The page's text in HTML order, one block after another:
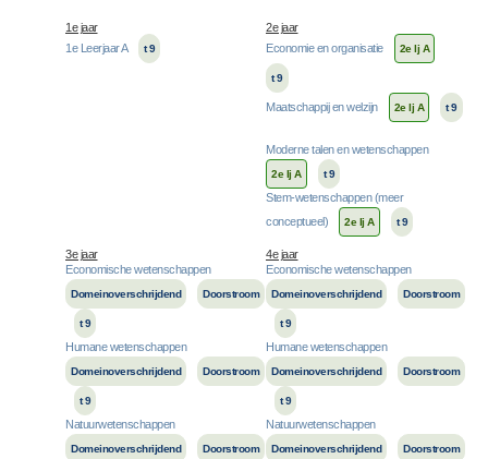
1e jaar
2e jaar
1e Leerjaar A
t 9 Economie en organisatie 2e lj A
t 9
Maatschappij en welzijn 2e lj A t 9
Moderne talen en wetenschappen
2e lj A t 9
Stem-wetenschappen (meer
conceptueel)
2e lj A t 9
3e jaar
4e jaar
Economische wetenschappen
Domeinoverschrijdend Doorstroom
t 9
Humane wetenschappen
Domeinoverschrijdend Doorstroom
t 9
Natuurwetenschappen
Domeinoverschrijdend Doorstroom
Economische wetenschappen
Domeinoverschrijdend Doorstroom
t 9
Humane wetenschappen
Domeinoverschrijdend Doorstroom
t 9
Natuurwetenschappen
Domeinoverschrijdend Doorstroom